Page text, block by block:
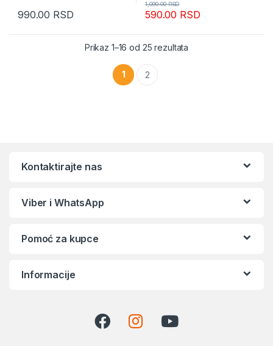
990.00 RSD 590.00 RSD
1,090.00RSD
Prikaz 1–16 od 25 rezultata
1 2
Kontaktirajte nas
Viber i WhatsApp
Pomoć za kupce
Informacije